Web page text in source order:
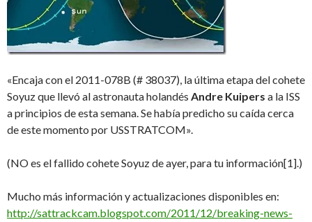
«Encaja con el 2011-078B (# 38037), la última etapa del cohete
Soyuz que llevó al astronauta holandés Andre Kuipers a la ISS
a principios de esta semana. Se había predicho su caída cerca
de este momento por USSTRATCOM».
(NO es el fallido cohete Soyuz de ayer, para tu información[1].)
Mucho más información y actualizaciones disponibles en:
http://sattrackcam.blogspot.com/2011/12/breaking-news-